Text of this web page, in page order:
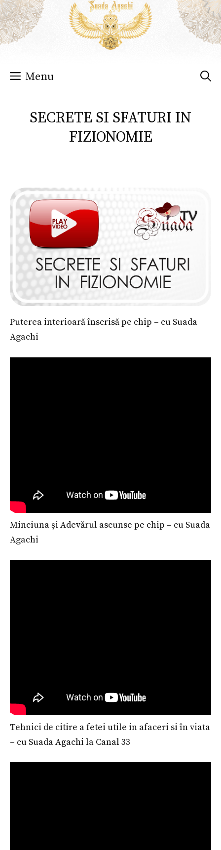
Sari
la
conținut
Menu
SECRETE SI SFATURI IN
FIZIONOMIE
Puterea interioară înscrisă pe chip – cu Suada
Agachi
Minciuna și Adevărul ascunse pe chip – cu Suada
Agachi
Tehnici de citire a fetei utile in afaceri si în viata
– cu Suada Agachi la Canal 33